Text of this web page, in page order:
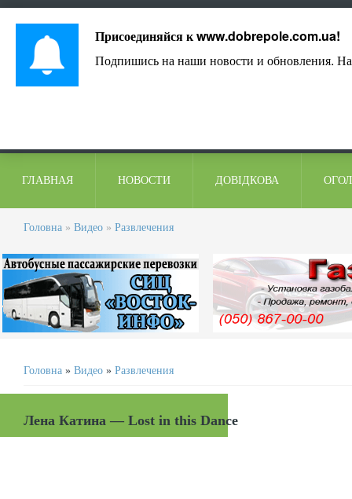
ГЛАВНАЯ НОВОСТИ ДОВІДКОВА
Головна » Видео » Развлечения
Головна » Видео » Развлечения
Лена Катина — Lost in this Dance
Присоединяйся кwww.dobrepole.com.ua!
Подпишись на наши новости и обновления.